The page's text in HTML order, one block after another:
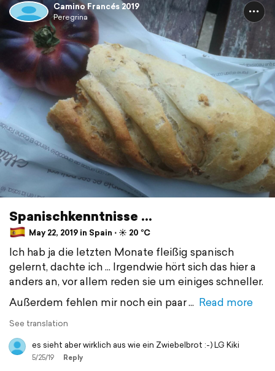
Camino Francés 2019
Peregrina
Spanischkenntnisse ...
May 22, 2019 in Spain ⋅ ☀️ 20 °C
Ich hab ja die letzten Monate fleißig spanisch
gelernt, dachte ich ... Irgendwie hört sich das hier a
anders an, vor allem reden sie um einiges schneller.
Außerdem fehlen mir noch ein paar
Read more
See translation
es sieht aber wirklich aus wie ein Zwiebelbrot :-) LG Kiki
5/25/19 Reply